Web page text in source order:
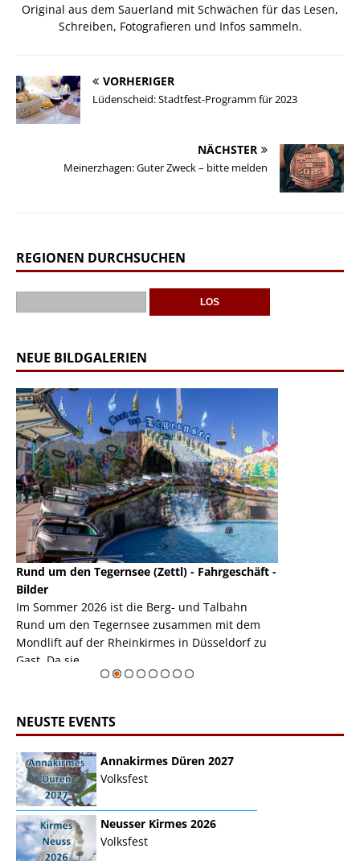
Original aus dem Sauerland mit Schwächen für das Lesen,
Schreiben, Fotografieren und Infos sammeln.
VORHERIGER
Lüdenscheid: Stadtfest-Programm für 2023
NÄCHSTER
Meinerzhagen: Guter Zweck – bitte melden
REGIONEN DURCHSUCHEN
NEUE BILDGALERIEN
Rund um den Tegernsee (Zettl) - Fahrgeschäft -
Bilder
Im Sommer 2026 ist die Berg- und Talbahn
Rund um den Tegernsee zusammen mit dem
Mondlift auf der Rheinkirmes in Düsseldorf zu
Gast. Da sie ...
NEUSTE EVENTS
Annakirmes Düren 2027
Volksfest
Neusser Kirmes 2026
Volksfest